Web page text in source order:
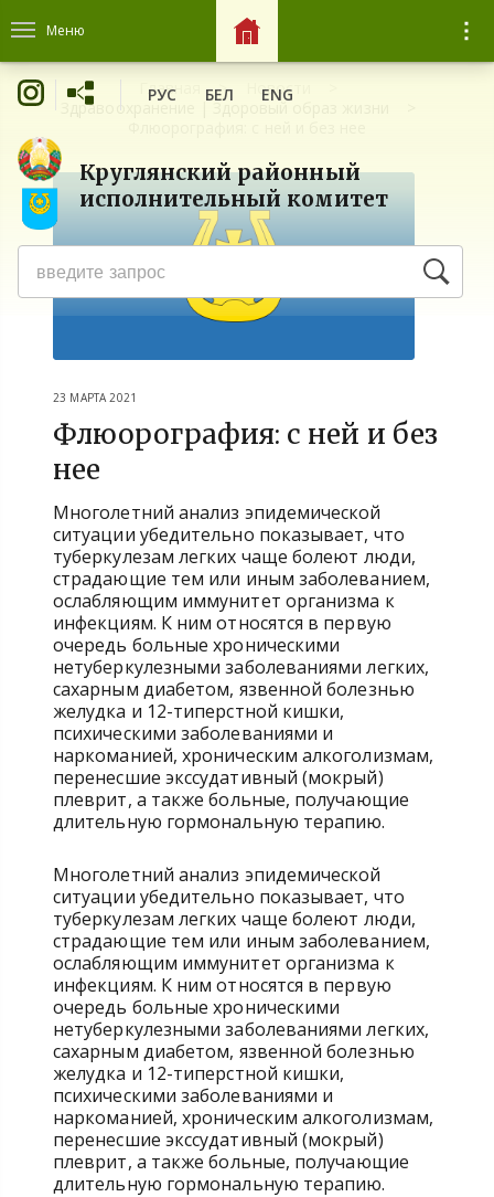
Меню
Круглянский районный
исполнительный комитет
РУС БЕЛ ENG
Главная
Новости
Здравоохранение | Здоровый образ жизни
23 МАРТА 2021
Флюорография: с ней и без
нее
Многолетний анализ эпидемической
ситуации убедительно показывает, что
туберкулезам легких чаще болеют люди,
страдающие тем или иным заболеванием,
ослабляющим иммунитет организма к
инфекциям. К ним относятся в первую
очередь больные хроническими
нетуберкулезными заболеваниями легких,
сахарным диабетом, язвенной болезнью
желудка и 12-типерстной кишки,
психическими заболеваниями и
наркоманией, хроническим алкоголизмам,
перенесшие экссудативный (мокрый)
плеврит, а также больные, получающие
длительную гормональную терапию.
Многолетний анализ эпидемической
ситуации убедительно показывает, что
туберкулезам легких чаще болеют люди,
страдающие тем или иным заболеванием,
ослабляющим иммунитет организма к
инфекциям. К ним относятся в первую
очередь больные хроническими
нетуберкулезными заболеваниями легких,
сахарным диабетом, язвенной болезнью
желудка и 12-типерстной кишки,
психическими заболеваниями и
наркоманией, хроническим алкоголизмам,
перенесшие экссудативный (мокрый)
плеврит, а также больные, получающие
длительную гормональную терапию.